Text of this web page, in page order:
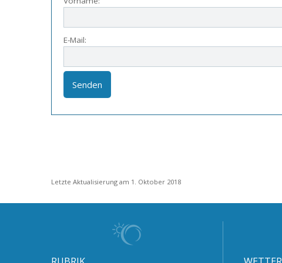
E-Mail:
Letzte Aktualisierung am 1. Oktober 2018